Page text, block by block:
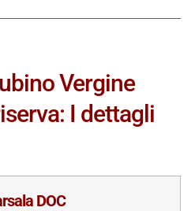
Vergine
I dettagli
DOC